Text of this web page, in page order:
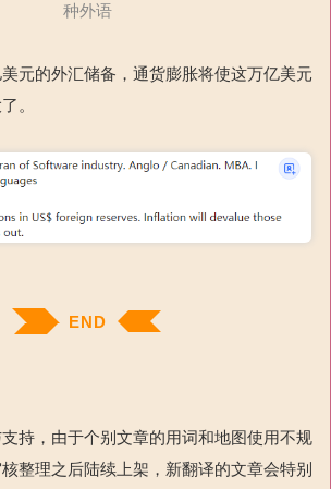
种外语
元的外汇储备，通货膨胀将使这万亿美元
。
END
持，由于个别文章的用词和地图使用不规
整理之后陆续上架，新翻译的文章会特别